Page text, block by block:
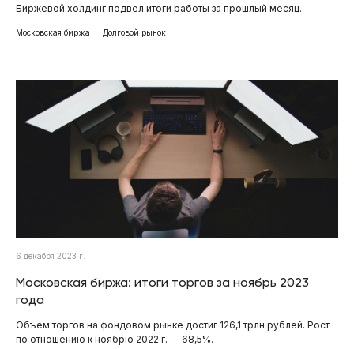
Биржевой холдинг подвел итоги работы за прошлый месяц.
Московская биржа Долговой рынок
6 декабря 2023 г.
Московская биржа: итоги торгов за ноябрь 2023
года
Объем торгов на фондовом рынке достиг 126,1 трлн рублей. Рост
по отношению к ноябрю 2022 г. — 68,5%.